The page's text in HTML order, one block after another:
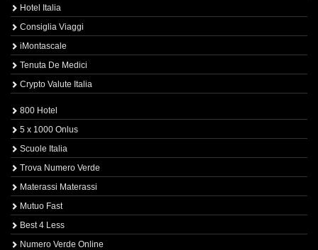
Hotel Italia
Consiglia Viaggi
iMontascale
Tenuta De Medici
Crypto Valute Italia
800 Hotel
5 x 1000 Onlus
Scuole Italia
Trova Numero Verde
Materassi Materassi
Mutuo Fast
Best 4 Less
Numero Verde Online